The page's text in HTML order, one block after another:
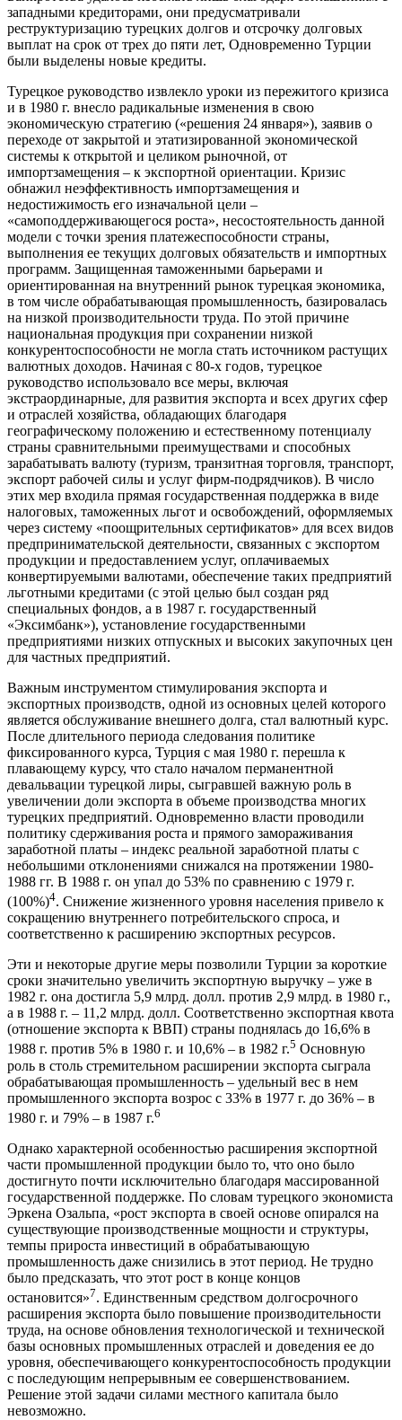
западными кредиторами, они предусматривали
реструктуризацию турецких долгов и отсрочку долговых
выплат на срок от трех до пяти лет, Одновременно Турции
были выделены новые кредиты.
Турецкое руководство извлекло уроки из пережитого кризиса
и в 1980 г. внесло радикальные изменения в свою
экономическую стратегию («решения 24 января»), заявив о
переходе от закрытой и этатизированной экономической
системы к открытой и целиком рыночной, от
импортзамещения – к экспортной ориентации. Кризис
обнажил неэффективность импортзамещения и
недостижимость его изначальной цели –
«самоподдерживающегося роста», несостоятельность данной
модели с точки зрения платежеспособности страны,
выполнения ее текущих долговых обязательств и импортных
программ. Защищенная таможенными барьерами и
ориентированная на внутренний рынок турецкая экономика,
в том числе обрабатывающая промышленность, базировалась
на низкой производительности труда. По этой причине
национальная продукция при сохранении низкой
конкурентоспособности не могла стать источником растущих
валютных доходов. Начиная с 80-х годов, турецкое
руководство использовало все меры, включая
экстраординарные, для развития экспорта и всех других сфер
и отраслей хозяйства, обладающих благодаря
географическому положению и естественному потенциалу
страны сравнительными преимуществами и способных
зарабатывать валюту (туризм, транзитная торговля, транспорт,
экспорт рабочей силы и услуг фирм-подрядчиков). В число
этих мер входила прямая государственная поддержка в виде
налоговых, таможенных льгот и освобождений, оформляемых
через систему «поощрительных сертификатов» для всех видов
предпринимательской деятельности, связанных с экспортом
продукции и предоставлением услуг, оплачиваемых
конвертируемыми валютами, обеспечение таких предприятий
льготными кредитами (с этой целью был создан ряд
специальных фондов, а в 1987 г. государственный
«Эксимбанк»), установление государственными
предприятиями низких отпускных и высоких закупочных цен
для частных предприятий.
Важным инструментом стимулирования экспорта и
экспортных производств, одной из основных целей которого
является обслуживание внешнего долга, стал валютный курс.
После длительного периода следования политике
фиксированного курса, Турция с мая 1980 г. перешла к
плавающему курсу, что стало началом перманентной
девальвации турецкой лиры, сыгравшей важную роль в
увеличении доли экспорта в объеме производства многих
турецких предприятий. Одновременно власти проводили
политику сдерживания роста и прямого замораживания
заработной платы – индекс реальной заработной платы с
небольшими отклонениями снижался на протяжении 1980-
1988 гг. В 1988 г. он упал до 53% по сравнению с 1979 г.
(100%)4. Снижение жизненного уровня населения привело к
сокращению внутреннего потребительского спроса, и
соответственно к расширению экспортных ресурсов.
Эти и некоторые другие меры позволили Турции за короткие
сроки значительно увеличить экспортную выручку – уже в
1982 г. она достигла 5,9 млрд. долл. против 2,9 млрд. в 1980 г.,
а в 1988 г. – 11,2 млрд. долл. Соответственно экспортная квота
(отношение экспорта к ВВП) страны поднялась до 16,6% в
1988 г. против 5% в 1980 г. и 10,6% – в 1982 г.5 Основную
роль в столь стремительном расширении экспорта сыграла
обрабатывающая промышленность – удельный вес в нем
промышленного экспорта возрос с 33% в 1977 г. до 36% – в
1980 г. и 79% – в 1987 г.6
Однако характерной особенностью расширения экспортной
части промышленной продукции было то, что оно было
достигнуто почти исключительно благодаря массированной
государственной поддержке. По словам турецкого экономиста
Эркена Озальпа, «рост экспорта в своей основе опирался на
существующие производственные мощности и структуры,
темпы прироста инвестиций в обрабатывающую
промышленность даже снизились в этот период. Не трудно
было предсказать, что этот рост в конце концов
остановится»7. Единственным средством долгосрочного
расширения экспорта было повышение производительности
труда, на основе обновления технологической и технической
базы основных промышленных отраслей и доведения ее до
уровня, обеспечивающего конкурентоспособность продукции
с последующим непрерывным ее совершенствованием.
Решение этой задачи силами местного капитала было
невозможно.